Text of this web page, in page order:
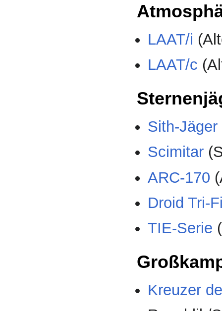
LAAT/i
LAAT/c
Sith-Jäger
Scimitar
ARC-170
Droid Tri-
TIE-Serie
Kreuzer